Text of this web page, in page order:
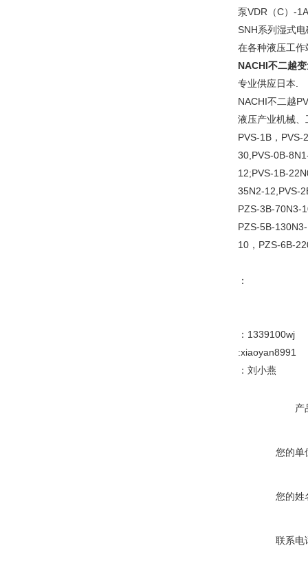
泵VDR（C）-
SNH系列湿式
在各种液压工
NACHI不二越
专业供应日本.
NACHI不二越
液压产业机械
PVS-1B，
30,PVS-0B-
12;PVS-1B-
35N2-12,PVS-
PZS-3B-70N3-
PZS-5B-
10，PZS-6B-
：
：1339100wj
:xiaoyan8991
：刘小燕
产
您的单
您的姓
联系电